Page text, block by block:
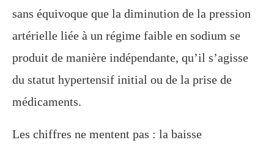
sans équivoque que la diminution de la pression
artérielle liée à un régime faible en sodium se
produit de manière indépendante, qu’il s’agisse
du statut hypertensif initial ou de la prise de
médicaments.
Les chiffres ne mentent pas : la baisse